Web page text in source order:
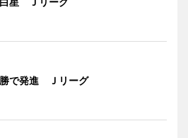
で発進 Ｊリーグ